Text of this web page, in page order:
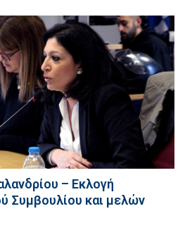
– Εκλογή
Συμβουλίου και μελών